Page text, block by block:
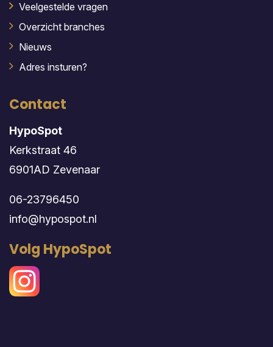
Veelgestelde vragen
Overzicht branches
Nieuws
Adres insturen?
Contact
HypoSpot
Kerkstraat 46
6901AD Zevenaar
06-23796450
info@hypospot.nl
Volg HypoSpot